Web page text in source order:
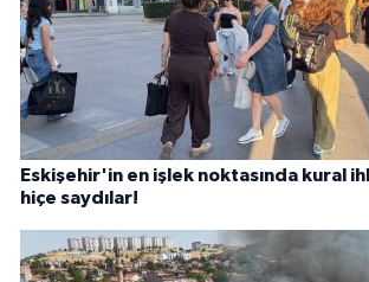
Eskişehir'in en işlek noktasında kural
hiçe saydılar!